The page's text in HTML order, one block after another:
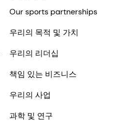
Our sports partnerships
우리의 목적 및 가치
우리의 리더십
책임 있는 비즈니스
우리의 사업
과학 및 연구